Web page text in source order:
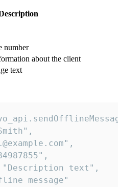
number
about the client
text
text",
message"